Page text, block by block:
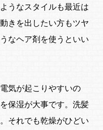
うなスタイルも最近は
きを出したい方もツヤ
なヘア剤を使うといい
気が起こりやすいの
保湿が大事です。洗髪
それでも乾燥がひどい